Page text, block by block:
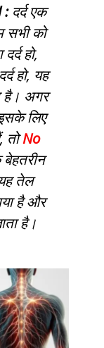
:दर्दएक
सभी को
हो,
हो, यह
है। अगर
लिए
तोNo
तेल
है और
है।